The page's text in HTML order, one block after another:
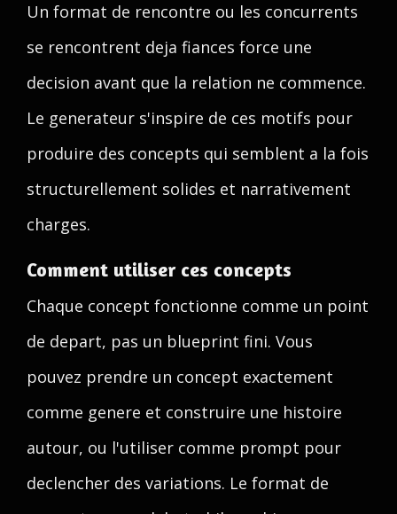
Un format de rencontre ou les concurrents
se rencontrent deja fiances force une
decision avant que la relation ne commence.
Le generateur s'inspire de ces motifs pour
produire des concepts qui semblent a la fois
structurellement solides et narrativement
charges.
Comment utiliser ces concepts
Chaque concept fonctionne comme un point
de depart, pas un blueprint fini. Vous
pouvez prendre un concept exactement
comme genere et construire une histoire
autour, ou l'utiliser comme prompt pour
declencher des variations. Le format de